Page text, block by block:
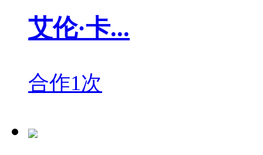
艾伦·卡...
合作1次